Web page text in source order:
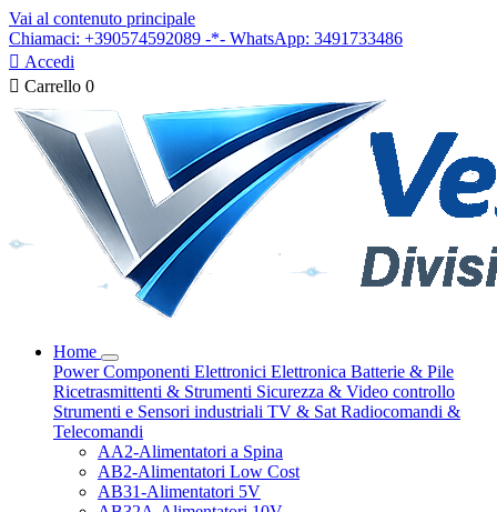
Vai al contenuto principale
Chiamaci: +390574592089 -*- WhatsApp: 3491733486
 Accedi
 Carrello 0
Home
PowerComponenti Elettronici Elettronica Batterie & Pile
Ricetrasmittenti & Strumenti Sicurezza & Video controllo
Strumenti e Sensori industriali TV & Sat Radiocomandi &
Telecomandi
AA2-Alimentatori a Spina
AB2-Alimentatori Low Cost
AB31-Alimentatori 5V